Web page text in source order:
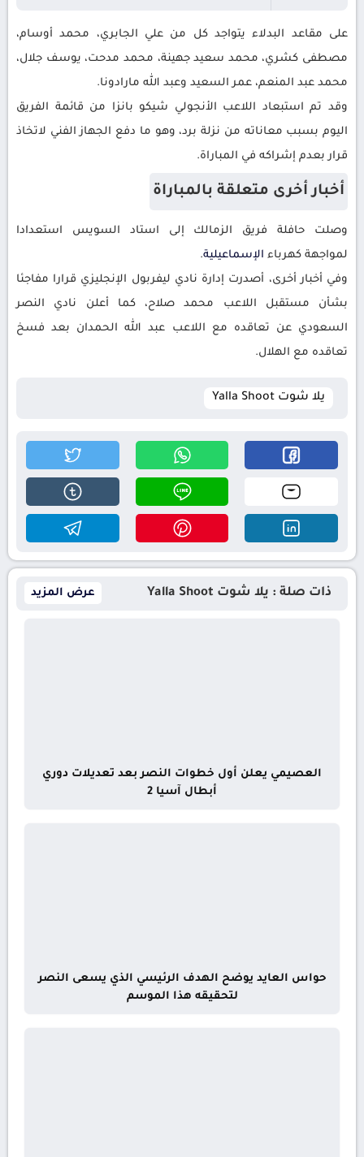
على مقاعد البدلاء يتواجد كل من علي الجابري، محمد أوسام،
مصطفى كشري، محمد سعيد جهينة، محمد مدحت، يوسف جلال،
محمد عبد المنعم، عمر السعيد وعبد الله مارادونا.
وقد تم استبعاد اللاعب الأنجولي شيكو بانزا من قائمة الفريق
اليوم بسبب معاناته من نزلة برد، وهو ما دفع الجهاز الفني لاتخاذ
قرار بعدم إشراكه في المباراة.
أخبار أخرى متعلقة بالمباراة
وصلت حافلة فريق الزمالك إلى استاد السويس استعدادا
لمواجهة كهرباء الإسماعيلية.
وفي أخبار أخرى، أصدرت إدارة نادي ليفربول الإنجليزي قرارا مفاجئا
بشأن مستقبل اللاعب محمد صلاح، كما أعلن نادي النصر
السعودي عن تعاقده مع اللاعب عبد الله الحمدان بعد فسخ
تعاقده مع الهلال.
يلا شوت Yalla Shoot
ذات صلة : يلا شوت Yalla Shoot عرض المزيد
العصيمي يعلن أول خطوات النصر بعد تعديلات دوري
أبطال آسيا 2
حواس العايد يوضح الهدف الرئيسي الذي يسعى النصر
لتحقيقه هذا الموسم